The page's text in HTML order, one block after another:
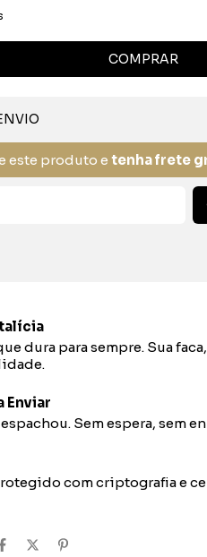
este produto e tenha frete
dura para sempre. Sua
Enviar
Sem espera, sem
com criptografia e